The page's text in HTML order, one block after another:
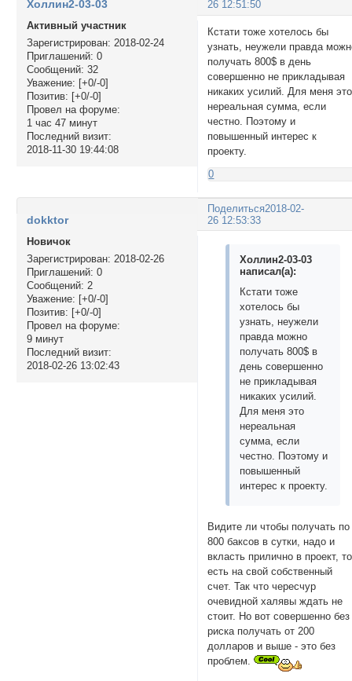
26 12:51:50
Холлин2-03-03
Активный участник
Зарегистрирован: 2018-02-24
Приглашений: 0
Сообщений: 32
Уважение: [+0/-0]
Позитив: [+0/-0]
Провел на форуме:
1 час 47 минут
Последний визит:
2018-11-30 19:44:08
Кстати тоже хотелось бы
узнать, неужели правда
получать 800$ в день
совершенно не прикладывая
никаких усилий. Для меня это
нереальная сумма, если
честно. Поэтому и
повышенный интерес к
проекту.
0
Поделиться2018-02-
26 12:53:33
dokktor
Новичок
Зарегистрирован: 2018-02-26
Приглашений: 0
Сообщений: 2
Уважение: [+0/-0]
Позитив: [+0/-0]
Провел на форуме:
9 минут
Последний визит:
2018-02-26 13:02:43
Холлин2-03-03
написал(а):
Кстати тоже
хотелось бы
узнать, неужели
правда можно
получать 800$ в
день совершенно
не прикладывая
никаких усилий.
Для меня это
нереальная
сумма, если
честно. Поэтому и
повышенный
интерес к проекту.
Видите ли чтобы получать по
800 баксов в сутки, надо и
вкласть прилично в проект, то
есть на свой собственный
счет. Так что чересчур
очевидной халявы ждать не
стоит. Но вот совершенно без
риска получать от 200
долларов и выше - это без
проблем.